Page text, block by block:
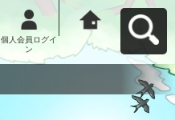
個人会員ログイ
ン
大府市民活動支
援サイト コラビ
アへ戻る